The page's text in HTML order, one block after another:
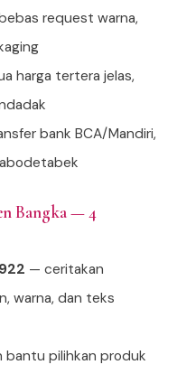
request warna,
harga tertera jelas,
bank BCA/Mandiri,
Bangka — 4
— ceritakan
warna, dan teks
bantu pilihkan produk